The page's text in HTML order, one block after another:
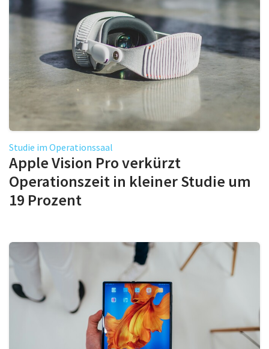
Studie im Operationssaal
Apple Vision Pro verkürzt
Operationszeit in kleiner Studie um
19 Prozent